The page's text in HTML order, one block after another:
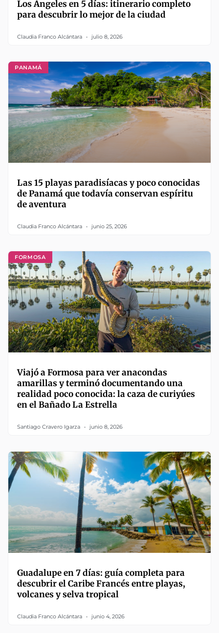
Los Ángeles en 5 días: itinerario completo
para descubrir lo mejor de la ciudad
Claudia Franco Alcántara julio 8, 2026
PANAMÁ
Las 15 playas paradisíacas y poco conocidas
de Panamá que todavía conservan espíritu
de aventura
Claudia Franco Alcántara junio 25, 2026
FORMOSA
Viajó a Formosa para ver anacondas
amarillas y terminó documentando una
realidad poco conocida: la caza de curiyúes
en el Bañado La Estrella
Santiago Cravero Igarza junio 8, 2026
Guadalupe en 7 días: guía completa para
descubrir el Caribe Francés entre playas,
volcanes y selva tropical
Claudia Franco Alcántara junio 4, 2026